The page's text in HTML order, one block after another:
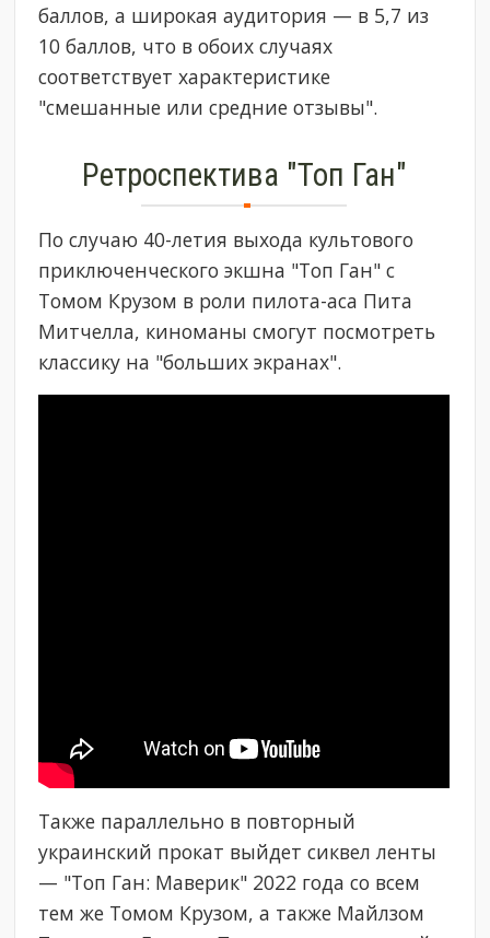
баллов, а широкая аудитория — в 5,7 из
10 баллов, что в обоих случаях
соответствует характеристике
"смешанные или средние отзывы".
Ретроспектива "Топ Ган"
По случаю 40-летия выхода культового
приключенческого экшна "Топ Ган" с
Томом Крузом в роли пилота-аса Пита
Митчелла, киноманы смогут посмотреть
классику на "больших экранах".
Также параллельно в повторный
украинский прокат выйдет сиквел ленты
— "Топ Ган: Маверик" 2022 года со всем
тем же Томом Крузом, а также Майлзом